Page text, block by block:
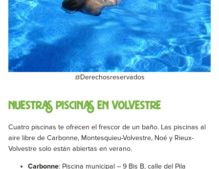
@Derechosreservados
NUESTRAS PISCINAS EN VOLVESTRE
Cuatro piscinas te ofrecen el frescor de un baño. Las piscinas al
aire libre de Carbonne, Montesquieu-Volvestre, Noé y Rieux-
Volvestre solo están abiertas en verano.
Carbonne: Piscina municipal – 9 Bis B, calle del Pila